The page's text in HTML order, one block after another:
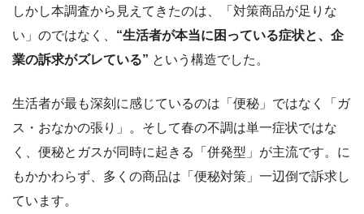
しかし本調査から見えてきたのは、「対策商品が足りな
い」のではなく、 “生活者が本当に困っている症状と、企
業の訴求がズレている” という構造でした。
生活者が最も深刻に感じているのは「便秘」ではなく「ガ
ス・おなかの張り」。そして春の不調は単一症状ではな
く、便秘とガスが同時に起きる「併発型」が主流です。に
もかかわらず、多くの商品は「便秘対策」一辺倒で訴求し
ています。